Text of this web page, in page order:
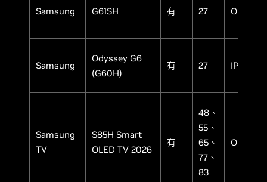
Samsung G61SH 有 27 OLED
Samsung
Odyssey G6
(G60H)
有 27 IPS
Samsung
TV
S85H Smart
OLED TV 2026
有
48、
55、
65、
77、
83
OLED